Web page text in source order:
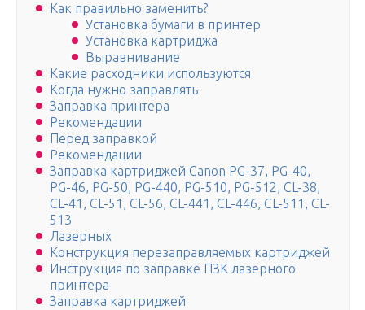
Как правильно заменить?
Установка бумаги в принтер
Установка картриджа
Выравнивание
Какие расходники используются
Когда нужно заправлять
Заправка принтера
Рекомендации
Перед заправкой
Рекомендации
Заправка картриджей Canon PG-37, PG-40,
PG-46, PG-50, PG-440, PG-510, PG-512, CL-38,
CL-41, CL-51, CL-56, CL-441, CL-446, CL-511, CL-
513
Лазерных
Конструкция перезаправляемых картриджей
Инструкция по заправке ПЗК лазерного
принтера
Заправка картриджей